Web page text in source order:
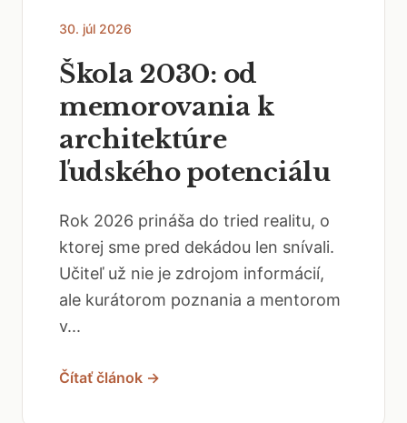
30. júl 2026
Škola 2030: od
memorovania k
architektúre
ľudského potenciálu
Rok 2026 prináša do tried realitu, o
ktorej sme pred dekádou len snívali.
Učiteľ už nie je zdrojom informácií,
ale kurátorom poznania a mentorom
v...
Čítať článok →